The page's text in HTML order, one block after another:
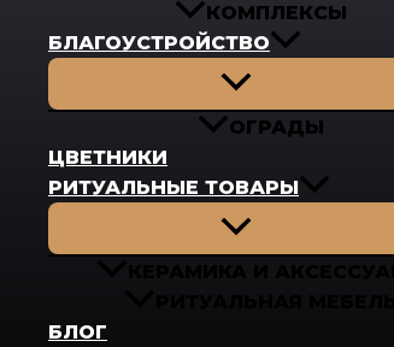
КОМПЛЕКСЫ
БЛАГОУСТРОЙСТВО
Переключатель
меню
ОГРАДЫ
ЦВЕТНИКИ
РИТУАЛЬНЫЕ ТОВАРЫ
Переключатель
меню
БЛОГ